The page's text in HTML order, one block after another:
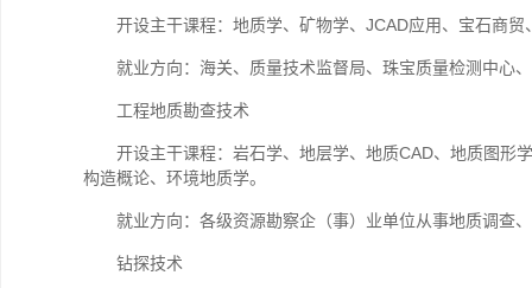
开设主干课程：地质学、矿物学、JCAD应用、宝石商
就业方向：海关、质量技术监督局、珠宝质量检测中心
工程地质勘查技术
开设主干课程：岩石学、地层学、地质CAD、地质图形
构造概论、环境地质学。
就业方向：各级资源勘察企（事）业单位从事地质调查
钻探技术